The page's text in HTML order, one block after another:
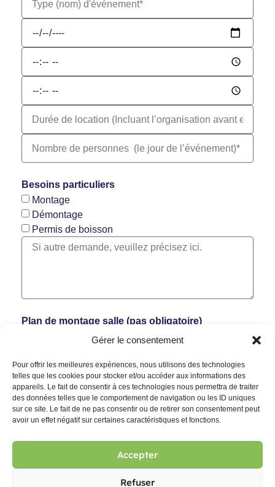
Gérer le consentement
Pour offrir les meilleures expériences, nous utilisons des technologies
telles que les cookies pour stocker et/ou accéder aux informations des
appareils. Le fait de consentir à ces technologies nous permettra de traiter
des données telles que le comportement de navigation ou les ID uniques
sur ce site. Le fait de ne pas consentir ou de retirer son consentement peut
avoir un effet négatif sur certaines caractéristiques et fonctions.
Accepter
Refuser
Besoins particuliers
Montage
Démontage
Permis de boisson
Plan de montage salle (pas obligatoire)
Envoyer